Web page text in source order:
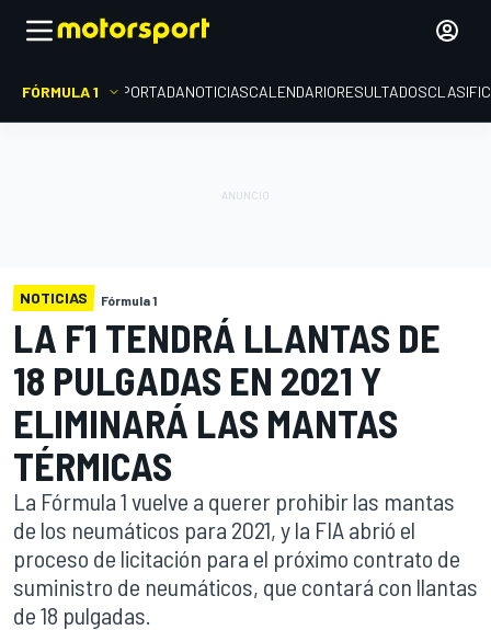
FÓRMULA 1 PORTADANOTICIASCALENDARIORESULTADOS
NOTICIAS Fórmula 1
LA F1 TENDRÁ LLANTAS DE
18 PULGADAS EN 2021 Y
ELIMINARÁ LAS MANTAS
TÉRMICAS
La Fórmula 1 vuelve a querer prohibir las mantas
de los neumáticos para 2021, y la FIA abrió el
proceso de licitación para el próximo contrato de
suministro de neumáticos, que contará con llantas
de 18 pulgadas.